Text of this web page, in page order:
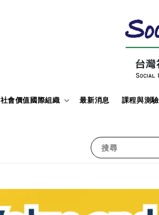
搜尋
社會價值國際組織 最新消息 課程與測驗